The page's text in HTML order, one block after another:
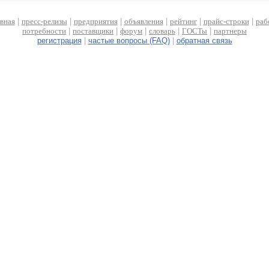
| пресс-релизы предприятия| объявления| рейтинг| прайс-строки|
потребности
поставщики форум словарь ГОСТы
партнеры
регистрация| частые вопросы (FAQ)| обратная связь